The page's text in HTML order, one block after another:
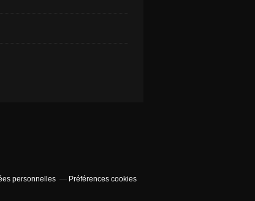
personnelles Préférences cookies